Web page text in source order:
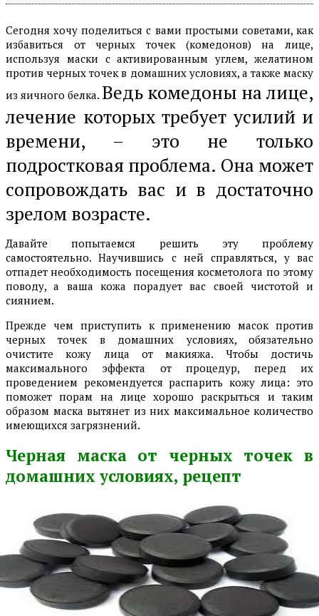
Сегодня хочу поделиться с вами простыми советами, как
избавиться от черных точек (комедонов) на лице,
используя маски с активированным углем, желатином
против черных точек в домашних условиях, а также маску
из яичного белка. Ведь комедоны на лице,
лечение которых требует усилий и
времени, – это не только
подростковая проблема. Она может
сопровождать вас и в достаточно
зрелом возрасте.
Давайте попытаемся решить эту проблему
самостоятельно. Научившись с ней справляться, у вас
отпадет необходимость посещения косметолога по этому
поводу, а ваша кожа порадует вас своей чистотой и
сиянием.
Прежде чем приступить к применению масок против
черных точек в домашних условиях, обязательно
очистите кожу лица от макияжа. Чтобы достичь
максимального эффекта от процедур, перед их
проведением рекомендуется распарить кожу лица: это
поможет порам на лице хорошо раскрыться и таким
образом маска вытянет из них максимальное количество
имеющихся загрязнений.
Черная маска от черных точек в
домашних условиях, рецепт